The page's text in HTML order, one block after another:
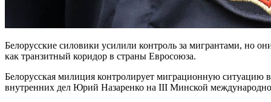
Белорусские силовики усилили контроль за мигрантами, но
как транзитный коридор в страны Евросоюза.
Белорусская милиция контролирует миграционную ситуацию
внутренних дел Юрий Назаренко на III Минской